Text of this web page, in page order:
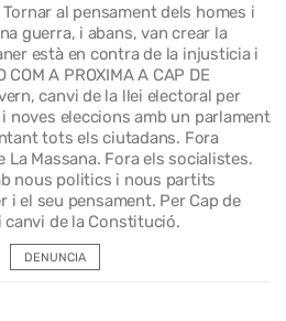
al pensament dels homes i
guerra, i abans, van crear la
està en contra de la injusticia i
A PROXIMA A CAP DE
canvi de la llei electoral per
noves eleccions amb un parlament
tots els ciutadans. Fora
La Massana. Fora els socialistes.
nous politics i nous partits
i el seu pensament. Per Cap de
canvi de la Constitució.
DENUNCIA